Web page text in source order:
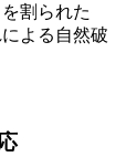
割られた
よる自然破